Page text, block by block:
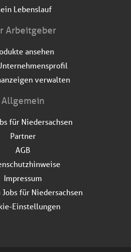
Lebenslauf
Arbeitgeber
ansehen
verwalten
Allgemein
für Niedersachsen
Partner
AGB
Impressum
für Niedersachsen
Einstellungen